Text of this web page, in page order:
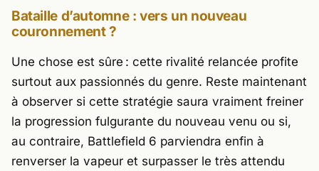
Bataille d’automne : vers un nouveau
couronnement ?
Une chose est sûre : cette rivalité relancée profite
surtout aux passionnés du genre. Reste maintenant
à observer si cette stratégie saura vraiment freiner
la progression fulgurante du nouveau venu ou si,
au contraire, Battlefield 6 parviendra enfin à
renverser la vapeur et surpasser le très attendu